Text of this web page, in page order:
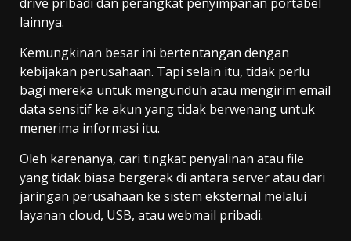
lainnya.
Kemungkinan besar ini bertentangan dengan
kebijakan perusahaan. Tapi selain itu, tidak perlu
bagi mereka untuk mengunduh atau mengirim email
data sensitif ke akun yang tidak berwenang untuk
menerima informasi itu.
Oleh karenanya, cari tingkat penyalinan atau file
yang tidak biasa bergerak di antara server atau dari
jaringan perusahaan ke sistem eksternal melalui
layanan cloud, USB, atau webmail pribadi.